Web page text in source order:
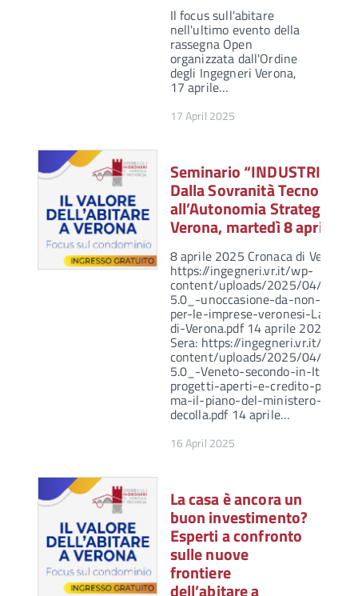
Il focus sull'abitare
nell'ultimo evento della
rassegna Open
organizzata dall'Ordine
degli Ingegneri Verona,
17 aprile…
17 April 2025
Seminario “INDUSTRIA
Dalla Sovranità
all’Autonomia Strategica”
Verona, martedì 8 aprile
8 aprile 2025 Cronaca di Verona:
https://ingegneri.vr.it/wp-
content/uploads/2025/04/
5.0_-unoccasione-da-non-
per-le-imprese-veronesi-La-
di-Verona.pdf 14 aprile 2025
Sera: https://ingegneri.vr.it/wp-
content/uploads/2025/04/
5.0_-Veneto-secondo-in-Italia-
progetti-aperti-e-credito-
ma-il-piano-del-ministero-non-
decolla.pdf 14 aprile…
16 April 2025
La casa è ancora un
buon investimento?
Esperti a confronto
sulle nuove
frontiere
dell’abitare a